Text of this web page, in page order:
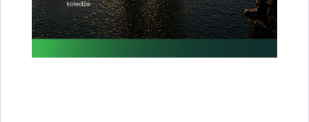
Datums
28. aprīlis, 2023